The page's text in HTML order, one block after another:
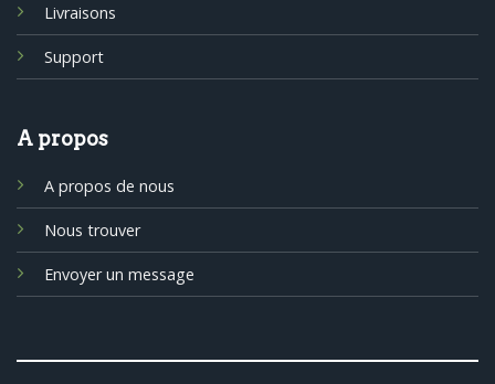
Livraisons
Support
A propos
A propos de nous
Nous trouver
Envoyer un message